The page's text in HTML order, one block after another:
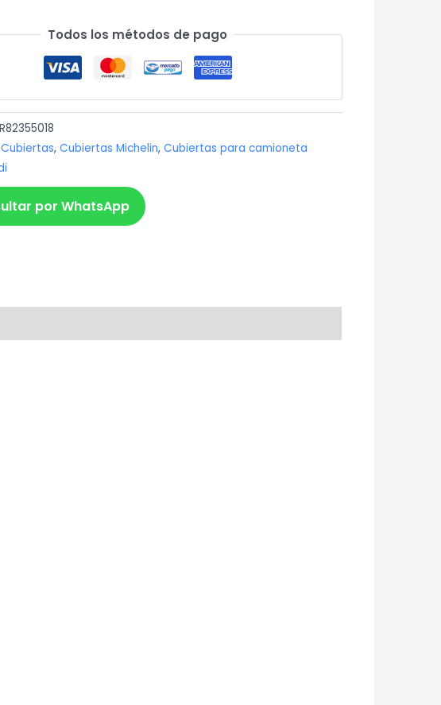
Todos los métodos de pago
Cubiertas, Cubiertas Michelin, Cubiertas para camioneta
por WhatsApp